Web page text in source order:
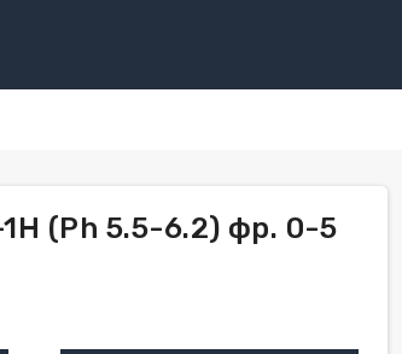
(Ph 5.5-6.2) фр. 0-5